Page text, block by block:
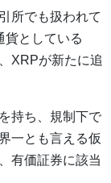
所でも扱われて
貨としている
XRPが新たに追
持ち、規制下で
一とも言える仮
有価証券に該当